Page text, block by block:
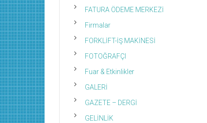
FATURA ÖDEME MERKEZİ
Firmalar
FORKLİFT-İŞ MAKİNESİ
FOTOĞRAFÇI
Fuar & Etkinlikler
GALERİ
GAZETE – DERGİ
GELİNLİK